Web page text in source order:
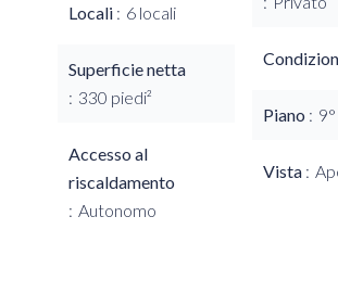
Locali 6 locali
Superficie netta
330 piedi²
Accesso al
riscaldamento
Autonomo
Piano 9°
Vista